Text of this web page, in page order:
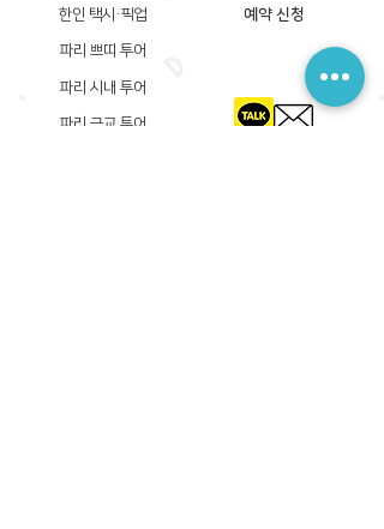
한인 택시·픽업 예약 신청
파리 쁘띠 투어
파리 시내 투어
파리 근교 투어